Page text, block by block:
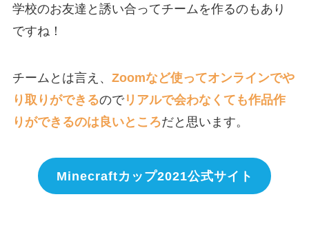
学校のお友達と誘い合ってチームを作るのもあり
ですね！
チームとは言え、 Zoomなど使ってオンラインでや
り取りができるのでリアルで会わなくても作品作
りができるのは良いところだと思います。
Minecraftカップ2021公式サイト